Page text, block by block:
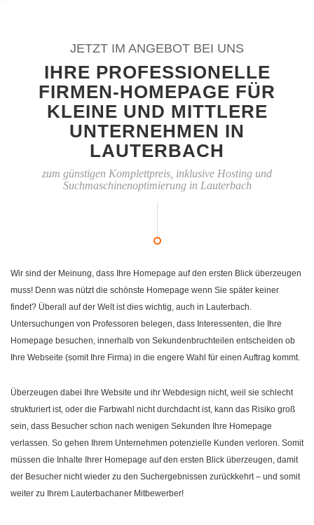
JETZT IM ANGEBOT BEI UNS
IHRE PROFESSIONELLE
FIRMEN-HOMEPAGE FÜR
KLEINE UND MITTLERE
UNTERNEHMEN IN
LAUTERBACH
zum günstigen Komplettpreis, inklusive Hosting und
Suchmaschinenoptimierung in Lauterbach
Wir sind der Meinung, dass Ihre Homepage auf den ersten Blick überzeugen
muss! Denn was nützt die schönste Homepage wenn Sie später keiner
findet? Überall auf der Welt ist dies wichtig, auch in Lauterbach.
Untersuchungen von Professoren belegen, dass Interessenten, die Ihre
Homepage besuchen, innerhalb von Sekundenbruchteilen entscheiden ob
Ihre Webseite (somit Ihre Firma) in die engere Wahl für einen Auftrag kommt.
Überzeugen dabei Ihre Website und ihr Webdesign nicht, weil sie schlecht
strukturiert ist, oder die Farbwahl nicht durchdacht ist, kann das Risiko groß
sein, dass Besucher schon nach wenigen Sekunden Ihre Homepage
verlassen. So gehen Ihrem Unternehmen potenzielle Kunden verloren. Somit
müssen die Inhalte Ihrer Homepage auf den ersten Blick überzeugen, damit
der Besucher nicht wieder zu den Suchergebnissen zurückkehrt – und somit
weiter zu Ihrem Lauterbachaner Mitbewerber!